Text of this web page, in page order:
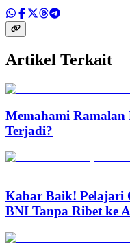
Artikel Terkait
Memahami Ramalan
Terjadi?
Kabar Baik! Pelajari
BNI Tanpa Ribet ke